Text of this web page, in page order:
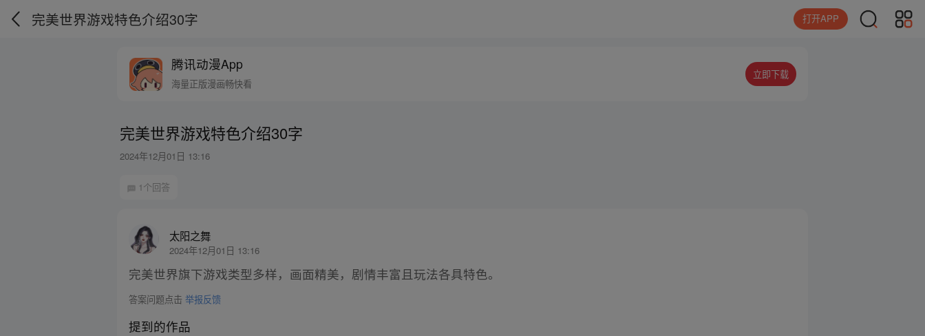
完美世界游戏特色介绍30字 打开APP
腾讯动漫App
海量正版漫画畅快看
立即下载
完美世界游戏特色介绍30字
2024年12月01日 13:16
1个回答
太阳之舞
2024年12月01日 13:16
完美世界旗下游戏类型多样，画面精美，剧情丰富且玩法各具特色。
答案问题点击举报反馈
提到的作品